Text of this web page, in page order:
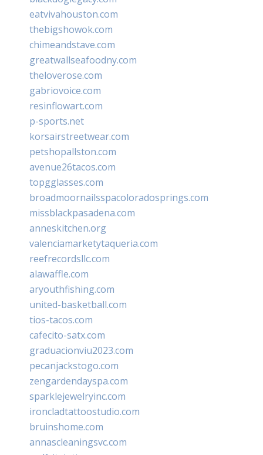
eatvivahouston.com
thebigshowok.com
chimeandstave.com
greatwallseafoodny.com
theloverose.com
gabriovoice.com
resinflowart.com
p-sports.net
korsairstreetwear.com
petshopallston.com
avenue26tacos.com
topgglasses.com
broadmoornailsspacoloradosprings.com
missblackpasadena.com
anneskitchen.org
valenciamarketytaqueria.com
reefrecordsllc.com
alawaffle.com
aryouthfishing.com
united-basketball.com
tios-tacos.com
cafecito-satx.com
graduacionviu2023.com
pecanjackstogo.com
zengardendayspa.com
sparklejewelryinc.com
ironcladtattoostudio.com
bruinshome.com
annascleaningsvc.com